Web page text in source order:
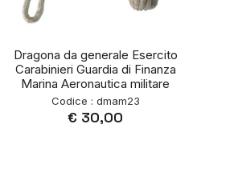
Dragona da generale Esercito
Carabinieri Guardia di Finanza
Marina Aeronautica militare
Codice : dmam23
€ 30,00